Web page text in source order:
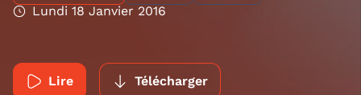
Lundi 18 Janvier 2016
Lire Télécharger